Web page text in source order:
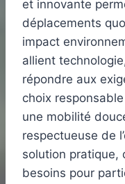
et innovante
déplacements
impact
allient
répondre aux
choix
une mobilité
respectueuse de
solution pratique,
besoins pour